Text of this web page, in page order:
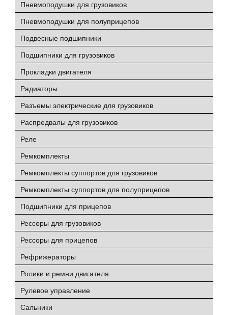
Пневмоподушки для грузовиков
Пневмоподушки для полуприцепов
Подвесные подшипники
Подшипники для грузовиков
Прокладки двигателя
Радиаторы
Разъемы электрические для грузовиков
Распредвалы для грузовиков
Реле
Ремкомплекты
Ремкомплекты суппортов для грузовиков
Ремкомплекты суппортов для полуприцепов
Подшипники для прицепов
Рессоры для грузовиков
Рессоры для прицепов
Рефрижераторы
Ролики и ремни двигателя
Рулевое управление
Сальники